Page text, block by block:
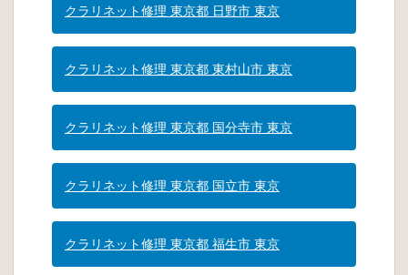
クラリネット修理 東京都 日野市 東京
クラリネット修理 東京都 東村山市 東京
クラリネット修理 東京都 国分寺市 東京
クラリネット修理 東京都 国立市 東京
クラリネット修理 東京都 福生市 東京